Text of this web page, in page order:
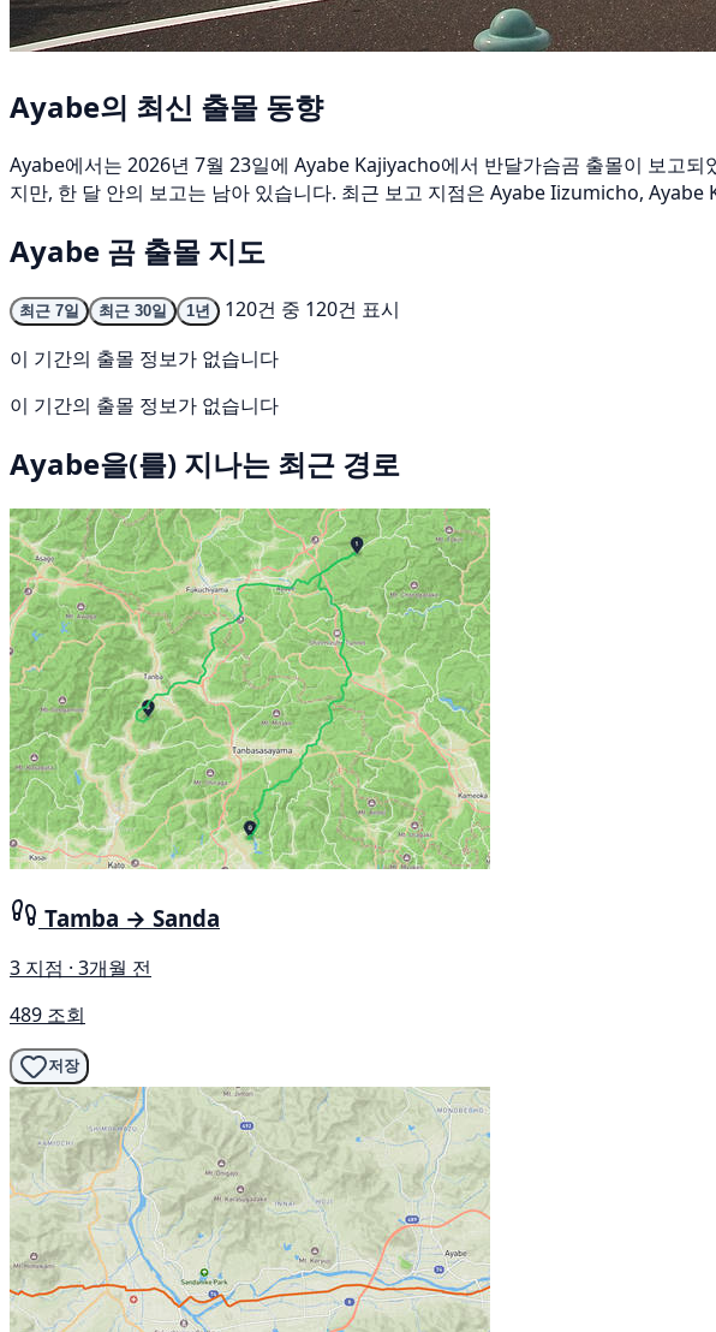
Ayabe의 최신 출몰 동향
Ayabe에서는 2026년 7월 23일에 Ayabe Kajiyacho에서 반달가슴곰 출몰이 보고
지만, 한 달 안의 보고는 남아 있습니다. 최근 보고 지점은 Ayabe Iizumicho,
Ayabe 곰 출몰 지도
최근 7일 최근 30일 1년
120건 중 120건 표시
이 기간의 출몰 정보가 없습니다
이 기간의 출몰 정보가 없습니다
Ayabe을(를) 지나는 최근 경로
Tamba → Sanda
3 지점 · 3개월 전
489 조회
저장